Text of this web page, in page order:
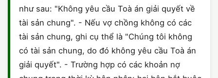
như sau: "Không yêu cầu Toà án giải quyết về
tài sản chung". - Nếu vợ chồng không có các
tài sản chung, ghi cụ thể là "Chúng tôi không
có tài sản chung, do đó không yêu cầu Toà án
giải quyết". - Trường hợp có các khoản nợ